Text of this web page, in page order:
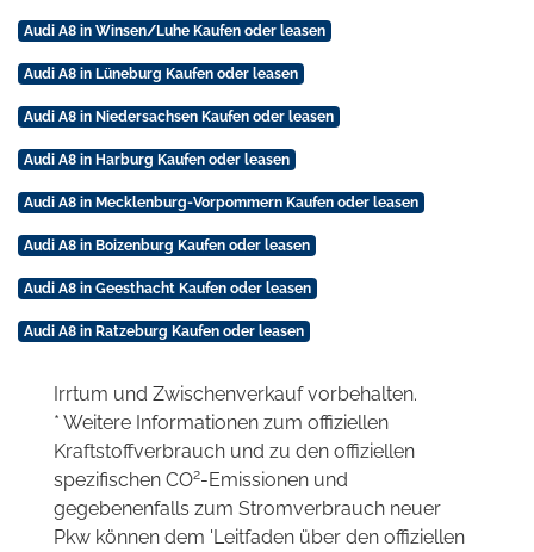
Audi A8 in Winsen/Luhe Kaufen oder leasen
Audi A8 in Lüneburg Kaufen oder leasen
Audi A8 in Niedersachsen Kaufen oder leasen
Audi A8 in Harburg Kaufen oder leasen
Audi A8 in Mecklenburg-Vorpommern Kaufen oder leasen
Audi A8 in Boizenburg Kaufen oder leasen
Audi A8 in Geesthacht Kaufen oder leasen
Audi A8 in Ratzeburg Kaufen oder leasen
Irrtum und Zwischenverkauf vorbehalten.
* Weitere Informationen zum offiziellen
Kraftstoffverbrauch und zu den offiziellen
spezifischen CO2-Emissionen und
gegebenenfalls zum Stromverbrauch neuer
Pkw können dem 'Leitfaden über den offiziellen